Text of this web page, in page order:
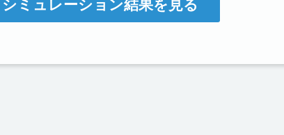
シミュレーション結果を見る